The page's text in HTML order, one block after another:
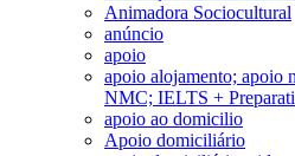
Animadora Sociocultural
anúncio
apoio
apoio alojamento; apoio
NMC; IELTS +
apoio ao domicilio
Apoio domiciliário